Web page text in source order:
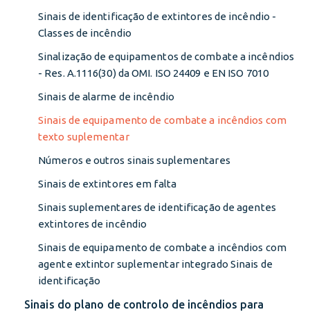
Sinais de identificação de extintores de incêndio -
Classes de incêndio
Sinalização de equipamentos de combate a incêndios
- Res. A.1116(30) da OMI. ISO 24409 e EN ISO 7010
Sinais de alarme de incêndio
Sinais de equipamento de combate a incêndios com
texto suplementar
Números e outros sinais suplementares
Sinais de extintores em falta
Sinais suplementares de identificação de agentes
extintores de incêndio
Sinais de equipamento de combate a incêndios com
agente extintor suplementar integrado Sinais de
identificação
Sinais do plano de controlo de incêndios para